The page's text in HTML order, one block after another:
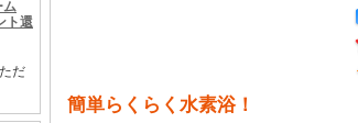
簡単らくらく水素浴！